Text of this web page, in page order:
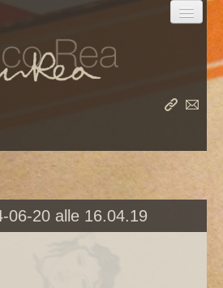
le opere
il meridiano
06-20 alle 16.04.19